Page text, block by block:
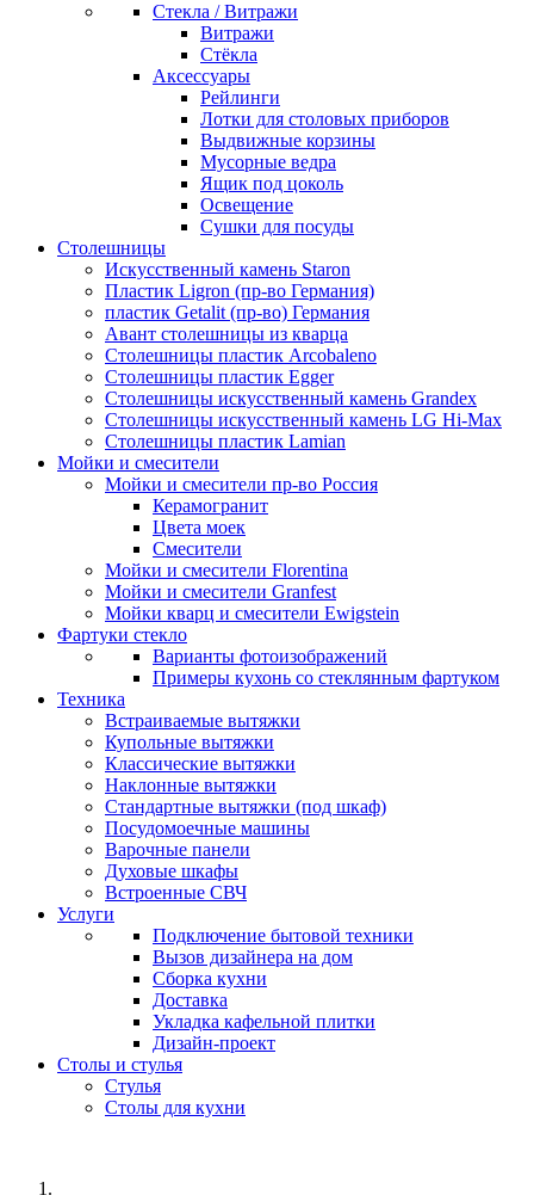
Стекла / Витражи
Витражи
Стёкла
Аксессуары
Рейлинги
Лотки для столовых приборов
Выдвижные корзины
Мусорные ведра
Ящик под цоколь
Освещение
Сушки для посуды
Столешницы
Искусственный камень Staron
Пластик Ligron (пр-во Германия)
пластик Getalit (пр-во) Германия
Авант столешницы из кварца
Столешницы пластик Arcobaleno
Столешницы пластик Egger
Столешницы искусственный камень Grandex
Столешницы искусственный камень LG Hi-Max
Столешницы пластик Lamian
Мойки и смесители
Мойки и смесители пр-во Россия
Керамогранит
Цвета моек
Смесители
Мойки и смесители Florentina
Мойки и смесители Granfest
Мойки кварц и смесители Ewigstein
Фартуки стекло
Варианты фотоизображений
Примеры кухонь со стеклянным фартуком
Техника
Встраиваемые вытяжки
Купольные вытяжки
Классические вытяжки
Наклонные вытяжки
Стандартные вытяжки (под шкаф)
Посудомоечные машины
Варочные панели
Духовые шкафы
Встроенные СВЧ
Услуги
Подключение бытовой техники
Вызов дизайнера на дом
Сборка кухни
Доставка
Укладка кафельной плитки
Дизайн-проект
Столы и стулья
Стулья
Столы для кухни